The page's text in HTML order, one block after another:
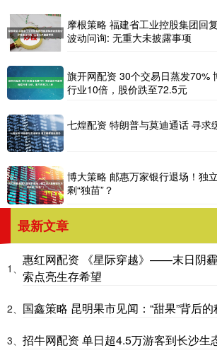
摩根策略 福建省工业控股集团回
波动问询: 无重大未披露事项
旗开网配资 30个交易日蒸发70%
行业10倍，股价跌至72.5元
七煌配资 特朗普与莫迪通话 寻求
博大策略 邮惠万家银行退场！独
剩“独苗”？
最新文章
1、
惠红网配资 《星际穿越》——末日阴
索点亮生存希望
2、 国鑫策略 昆明果市见闻：“甜果”背后
3、 招牛网配资 单日超4.5万游客到长沙生